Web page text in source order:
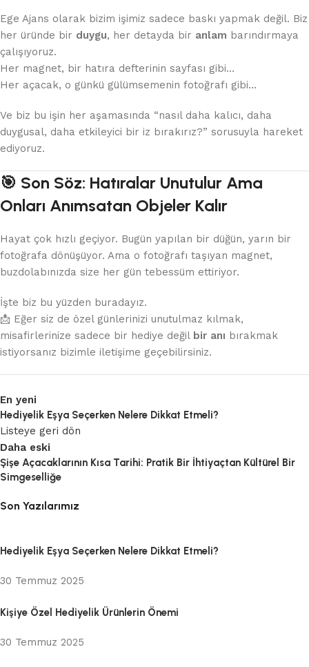
Ege Ajans olarak bizim işimiz sadece baskı yapmak değil. Biz
her üründe bir duygu, her detayda bir anlam barındırmaya
çalışıyoruz.
Her magnet, bir hatıra defterinin sayfası gibi…
Her açacak, o günkü gülümsemenin fotoğrafı gibi…
Ve biz bu işin her aşamasında “nasıl daha kalıcı, daha
duygusal, daha etkileyici bir iz bırakırız?” sorusuyla hareket
ediyoruz.
🎯 Son Söz: Hatıralar Unutulur Ama
Onları Anımsatan Objeler Kalır
Hayat çok hızlı geçiyor. Bugün yapılan bir düğün, yarın bir
fotoğrafa dönüşüyor. Ama o fotoğrafı taşıyan magnet,
buzdolabınızda size her gün tebessüm ettiriyor.
İşte biz bu yüzden buradayız.
📩 Eğer siz de özel günlerinizi unutulmaz kılmak,
misafirlerinize sadece bir hediye değil bir anı bırakmak
istiyorsanız bizimle iletişime geçebilirsiniz.
En yeni
Hediyelik Eşya Seçerken Nelere Dikkat Etmeli?
Listeye geri dön
Daha eski
Şişe Açacaklarının Kısa Tarihi: Pratik Bir İhtiyaçtan Kültürel Bir
Simgeselliğe
Son Yazılarımız
Hediyelik Eşya Seçerken Nelere Dikkat Etmeli?
30 Temmuz 2025
Kişiye Özel Hediyelik Ürünlerin Önemi
30 Temmuz 2025